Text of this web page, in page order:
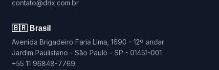
contato@drix.com.br
🇧🇷 Brasil
Avenida Brigadeiro Faria Lima, 1690 - 12º andar
Jardim Paulistano - São Paulo - SP - 01451-001
+55 11 96848-7769